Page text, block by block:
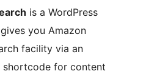
is a WordPress
you Amazon
facility via an
shortcode for content